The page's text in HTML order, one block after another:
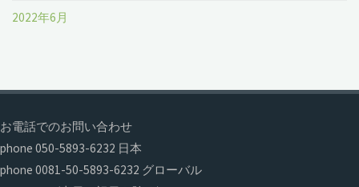
2022年6月
お電話でのお問い合わせ
phone 050-5893-6232 日本
phone 0081-50-5893-6232 グローバル